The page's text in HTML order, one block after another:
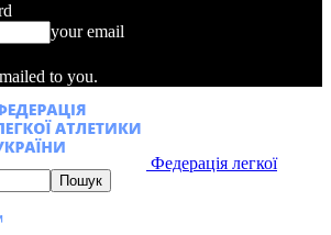
your email
to you.
Федерація легкої